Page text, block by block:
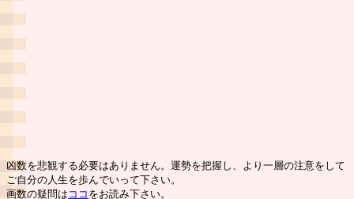
凶数を悲観する必要はありません。運勢を把握し、より一層の注意をして
ご自分の人生を歩んでいって下さい。
画数の疑問は ココ をお読み下さい。